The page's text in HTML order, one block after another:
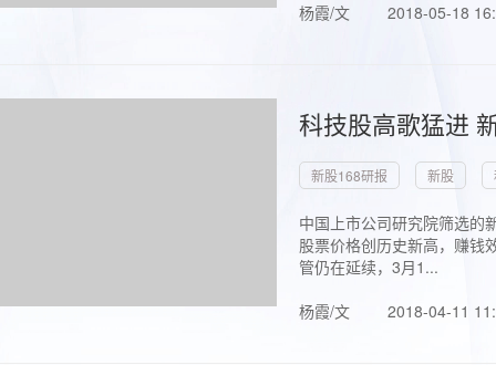
杨霞/文
2018-05-18
科技股高歌猛进
新股168研报 新股
中国上市公司研究院筛选的
股票价格创历史新高，赚钱
管仍在延续，3月1...
杨霞/文
2018-04-11